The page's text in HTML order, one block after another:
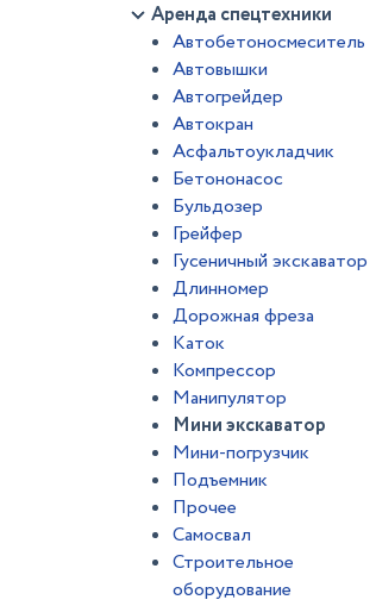
Аренда спецтехники
Автобетоносмеситель
Автовышки
Автогрейдер
Автокран
Асфальтоукладчик
Бетононасос
Бульдозер
Грейфер
Гусеничный экскаватор
Длинномер
Дорожная фреза
Каток
Компрессор
Манипулятор
Мини экскаватор
Мини-погрузчик
Подъемник
Прочее
Самосвал
Строительное
оборудование